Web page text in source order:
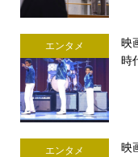
エンタメ
映
時
エンタメ
映